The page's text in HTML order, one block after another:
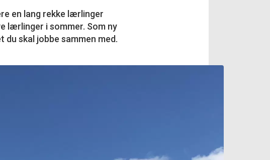
en lang rekke lærlinger
lærlinger i sommer. Som ny
skal jobbe sammen med.